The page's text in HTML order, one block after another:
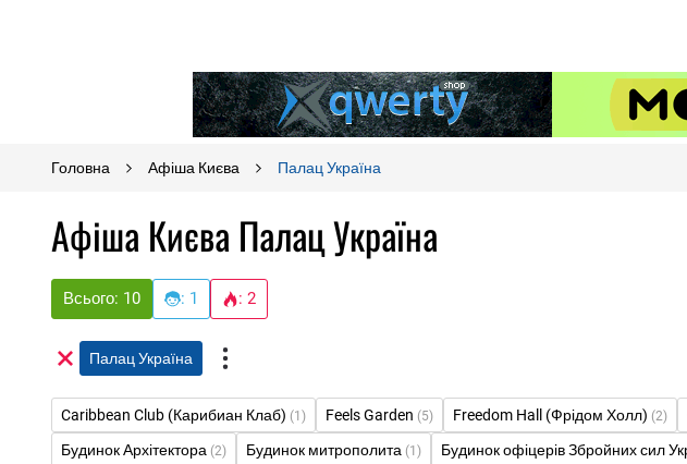
Головна Афіша Києва Палац Україна
Афіша Києва Палац Україна
Всього: 10 : 1 : 2
Палац Україна
Caribbean Club (Карибиан Клаб) (1) Feels Garden (5) Freedom Hall (Фрідом Холл) (2)
Будинок Архітектора (2) Будинок митрополита (1) Будинок офіцерів Збройних сил